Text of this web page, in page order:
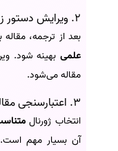
2. ویرایش دستور زبانی و محتوایی
بعد از ترجمه، مقاله
علمی بهینه شود.
مقاله می‌شود.
3. اعتبارسنجی مقاله و انتخاب ژورنال مناسب
انتخاب ژورنال
آن بسیار مهم است.